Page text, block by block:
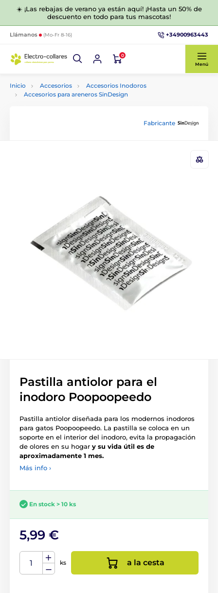
☀️ ¡Las rebajas de verano ya están aquí! ¡Hasta un 50% de
descuento en todo para tus mascotas!
Llámanos (Mo-Fr 8-16) +34900963443
0
Menú
Inicio Accesorios
Accesorios Inodoros
Accesorios para areneros SinDesign
Fabricante
Pastilla antiolor para el
inodoro Poopoopeedo
Pastilla antiolor diseñada para los modernos inodoros
para gatos Poopoopeedo. La pastilla se coloca en un
soporte en el interior del inodoro, evita la propagación
de olores en su hogar y su vida útil es de
aproximadamente 1 mes.
Más info ›
En stock > 10 ks
5,99 €
ks a la cesta